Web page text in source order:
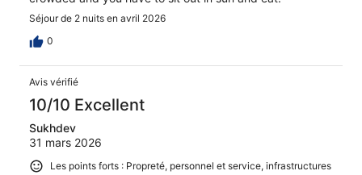
Séjour de 2 nuits en avril 2026
0
Avis vérifié
10/10 Excellent
Sukhdev
31 mars 2026
Les points forts : Propreté, personnel et service, infrastructures